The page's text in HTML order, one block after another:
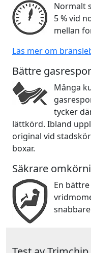
Normalt
5 % vid
mellan
Läs mer om
Bättre
Många
tycker
lättkörd. Ibland
original vid
boxar.
Säkrare
En